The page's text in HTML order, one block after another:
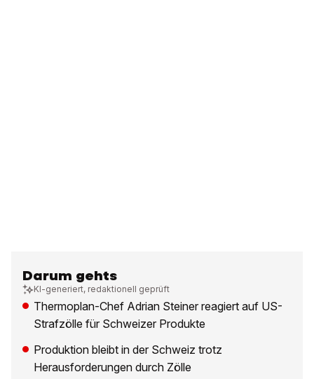
Darum gehts
KI-generiert, redaktionell geprüft
Thermoplan-Chef Adrian Steiner reagiert auf US-
Strafzölle für Schweizer Produkte
Produktion bleibt in der Schweiz trotz
Herausforderungen durch Zölle